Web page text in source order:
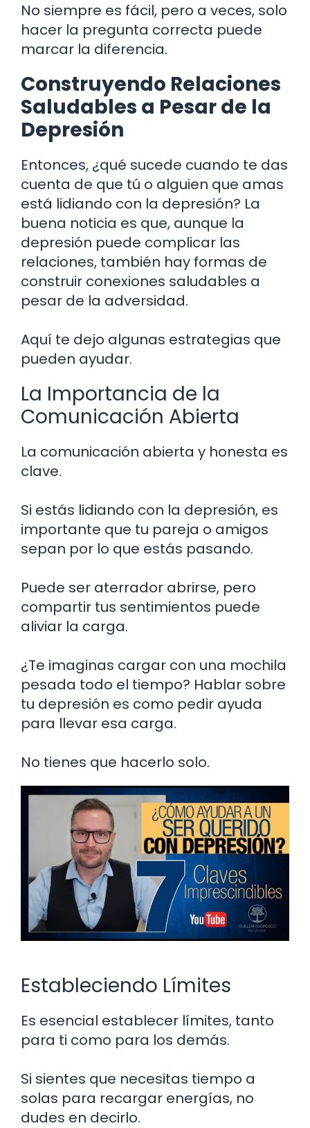
No siempre es fácil, pero a veces, solo
hacer la pregunta correcta puede
marcar la diferencia.
Construyendo Relaciones
Saludables a Pesar de la
Depresión
Entonces, ¿qué sucede cuando te das
cuenta de que tú o alguien que amas
está lidiando con la depresión? La
buena noticia es que, aunque la
depresión puede complicar las
relaciones, también hay formas de
construir conexiones saludables a
pesar de la adversidad.
Aquí te dejo algunas estrategias que
pueden ayudar.
La Importancia de la
Comunicación Abierta
La comunicación abierta y honesta es
clave.
Si estás lidiando con la depresión, es
importante que tu pareja o amigos
sepan por lo que estás pasando.
Puede ser aterrador abrirse, pero
compartir tus sentimientos puede
aliviar la carga.
¿Te imaginas cargar con una mochila
pesada todo el tiempo? Hablar sobre
tu depresión es como pedir ayuda
para llevar esa carga.
No tienes que hacerlo solo.
Estableciendo Límites
Es esencial establecer límites, tanto
para ti como para los demás.
Si sientes que necesitas tiempo a
solas para recargar energías, no
dudes en decirlo.